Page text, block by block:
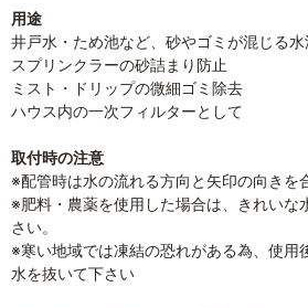
用途
井戸水・ため池など、砂やゴミが混じる
スプリンクラーの砂詰まり防止
ミスト・ドリップの微細ゴミ除去
ハウス内の一次フィルターとして
取付時の注意
※配管時は水の流れる方向と矢印の向きを
※肥料・農薬を使用した場合は、きれいな
さい。
※寒い地域では凍結の恐れがある為、使用
水を抜いて下さい